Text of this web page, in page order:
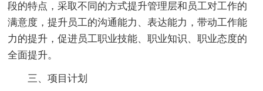
段的特点，采取不同的方式提升管理层和员工对工作的
满意度，提升员工的沟通能力、表达能力，带动工作能
力的提升，促进员工职业技能、职业知识、职业态度的
全面提升。
三、项目计划